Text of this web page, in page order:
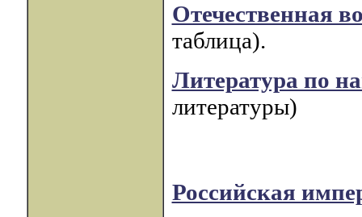
Отечественная
таблица).
Литература по
литературы)
Российская